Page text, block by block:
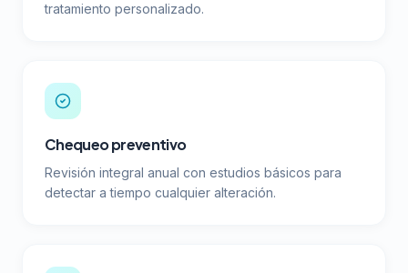
tratamiento personalizado.
Chequeo preventivo
Revisión integral anual con estudios básicos para
detectar a tiempo cualquier alteración.